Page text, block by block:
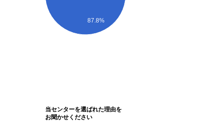
87.8%
当センターを選ばれた理由を
お聞かせください